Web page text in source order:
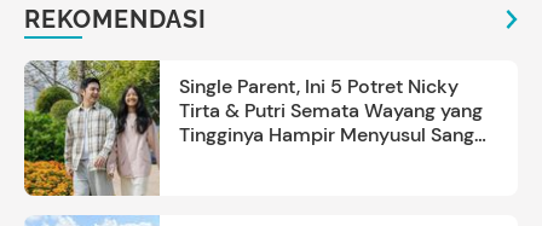
REKOMENDASI
Single Parent, Ini 5 Potret Nicky
Tirta & Putri Semata Wayang yang
Tingginya Hampir Menyusul Sang